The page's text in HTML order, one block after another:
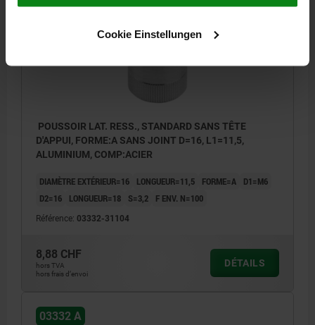
Cookie Einstellungen
03332 A
POUSSOIR LAT. RESS., STANDARD SANS TÊTE
D'APPUI, FORME:A SANS JOINT D=16, L1=11,5,
ALUMINIUM, COMP:ACIER
DIAMÈTRE EXTÉRIEUR=16 LONGUEUR=11,5 FORME=A
D1=M6
D2=16
LONGUEUR=18 S=3,2 F ENV. N=100
Référence: 03332-31104
8,88 CHF
hors TVA
hors frais d’envoi
DÉTAILS
03332 A